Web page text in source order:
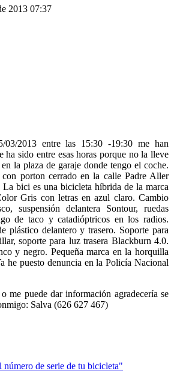
2013 07:37
03/2013 entre las 15:30 -19:30 me han
ha sido entre esas horas porque no la lleve
la plaza de garaje donde tengo el coche.
porton cerrado en la calle Padre Aller
bici es una bicicleta híbrida de la marca
Gris con letras en azul claro. Cambio
suspensión delantera Sontour, ruedas
de taco y catadióptricos en los radios.
plástico delantero y trasero. Soporte para
soporte para luz trasera Blackburn 4.0.
y negro. Pequeña marca en la horquilla
he puesto denuncia en la Policía Nacional
me puede dar información agradecería se
Salva (626 627 467)
de serie de tu bicicleta"